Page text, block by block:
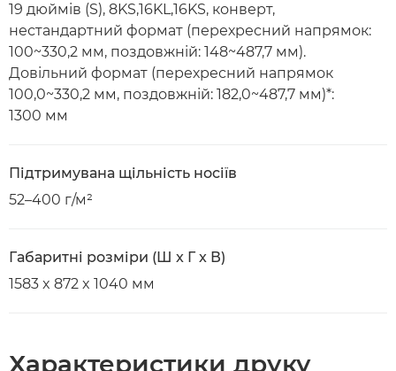
19 дюймів (S), 8KS,16KL,16KS, конверт,
нестандартний формат (перехресний напрямок:
100~330,2 мм, поздовжній: 148~487,7 мм).
Довільний формат (перехресний напрямок
100,0~330,2 мм, поздовжній: 182,0~487,7 мм)*:
1300 мм
Підтримувана щільність носіїв
52–400 г/м²
Габаритні розміри (Ш x Г x В)
1583 x 872 x 1040 мм
Характеристики друку